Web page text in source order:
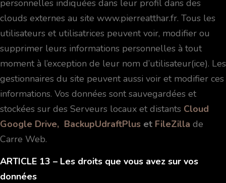
personnelles indiquées dans leur profil dans des
clouds externes au site www.pierreatthar.fr. Tous les
utilisateurs et utilisatrices peuvent voir, modifier ou
supprimer leurs informations personnelles à tout
moment à l’exception de leur nom d’utilisateur(ice). Les
gestionnaires du site peuvent aussi voir et modifier ces
informations. Vos données sont sauvegardées et
stockées sur des Serveurs locaux et distants Cloud
Google Drive, BackupUdraftPlus et FileZilla de
Carre Web.
ARTICLE 13 – Les droits que vous avez sur vos
données